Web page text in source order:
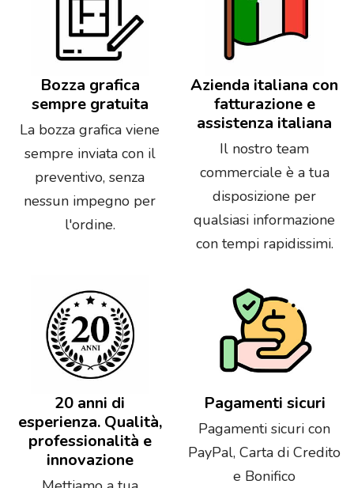
Bozza grafica
sempre gratuita
La bozza grafica viene
sempre inviata con il
preventivo, senza
nessun impegno per
l'ordine.
Azienda italiana con
fatturazione e
assistenza italiana
Il nostro team
commerciale è a tua
disposizione per
qualsiasi informazione
con tempi rapidissimi.
20 anni di
esperienza. Qualità,
professionalità e
innovazione
Pagamenti sicuri
Pagamenti sicuri con
PayPal, Carta di Credito
e Bonifico